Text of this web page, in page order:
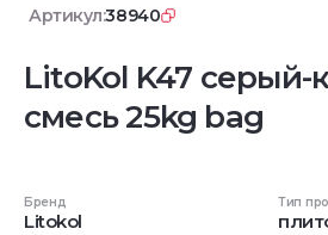
Артикул:38940
LitoKol K47 серый-
смесь 25kg bag
Бренд
Litokol
Тип